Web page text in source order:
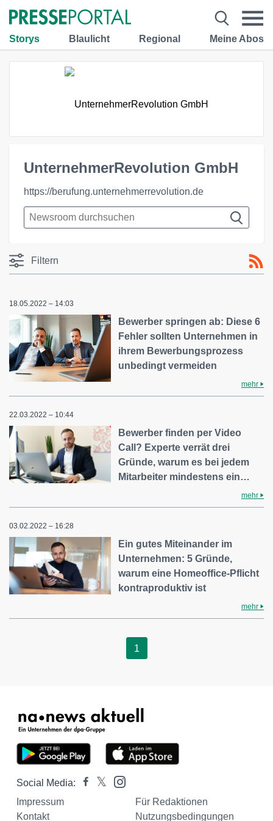
Storys Blaulicht Regional Meine Abos
UnternehmerRevolution GmbH
https://berufung.unternehmerrevolution.de
Filtern
18.05.2022 – 14:03
Bewerber springen ab: Diese 6
Fehler sollten Unternehmen in
ihrem Bewerbungsprozess
unbedingt vermeiden
mehr
22.03.2022 – 10:44
Bewerber finden per Video
Call? Experte verrät drei
Gründe, warum es bei jedem
Mitarbeiter mindestens ein…
mehr
03.02.2022 – 16:28
Ein gutes Miteinander im
Unternehmen: 5 Gründe,
warum eine Homeoffice-Pflicht
kontraproduktiv ist
mehr
1
Social Media:
Impressum
Für Redaktionen
Kontakt
Nutzungsbedingungen